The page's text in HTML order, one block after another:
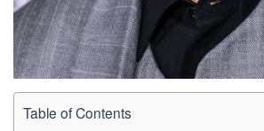
Table of Contents